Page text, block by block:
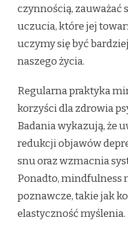
czynnością, zauważać
uczucia, które jej
uczymy się być
naszego życia.
Regularna praktyka
korzyści dla zdrowia
Badania wykazują, że
redukcji objawów
snu oraz wzmacnia
Ponadto, mindfulness
poznawcze, takie jak
elastyczność myślenia.